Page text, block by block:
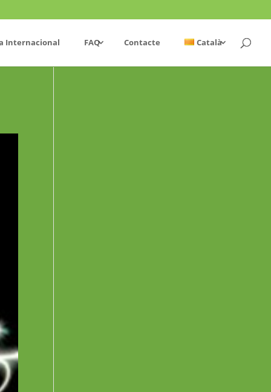
Internacional FAQ Contacte Català